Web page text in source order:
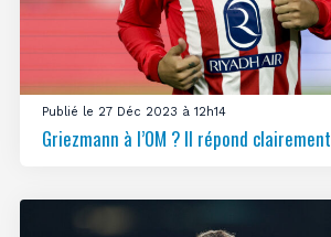
Publié le 27 Déc 2023 à 12h14
Griezmann à l’OM ? Il répond clairement